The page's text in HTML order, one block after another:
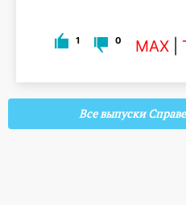
1 0 MAX
Все выпуски